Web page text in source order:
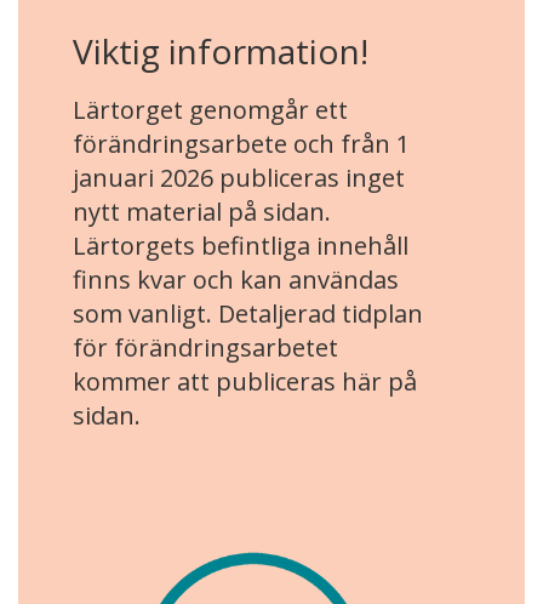
Viktig information!
Lärtorget genomgår ett
förändringsarbete och från 1
januari 2026 publiceras inget
nytt material på sidan.
Lärtorgets befintliga innehåll
finns kvar och kan användas
som vanligt. Detaljerad tidplan
för förändringsarbetet
kommer att publiceras här på
sidan.